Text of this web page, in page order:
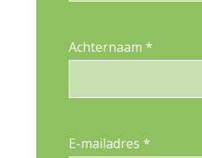
Achternaam *
E-mailadres *